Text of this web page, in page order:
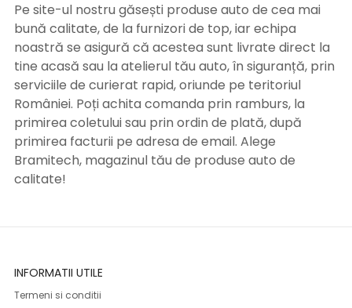
Pe site-ul nostru găsești produse auto de cea mai
bună calitate, de la furnizori de top, iar echipa
noastră se asigură că acestea sunt livrate direct la
tine acasă sau la atelierul tău auto, în siguranță, prin
serviciile de curierat rapid, oriunde pe teritoriul
României. Poți achita comanda prin ramburs, la
primirea coletului sau prin ordin de plată, după
primirea facturii pe adresa de email. Alege
Bramitech, magazinul tău de produse auto de
calitate!
INFORMATII UTILE
Termeni si conditii